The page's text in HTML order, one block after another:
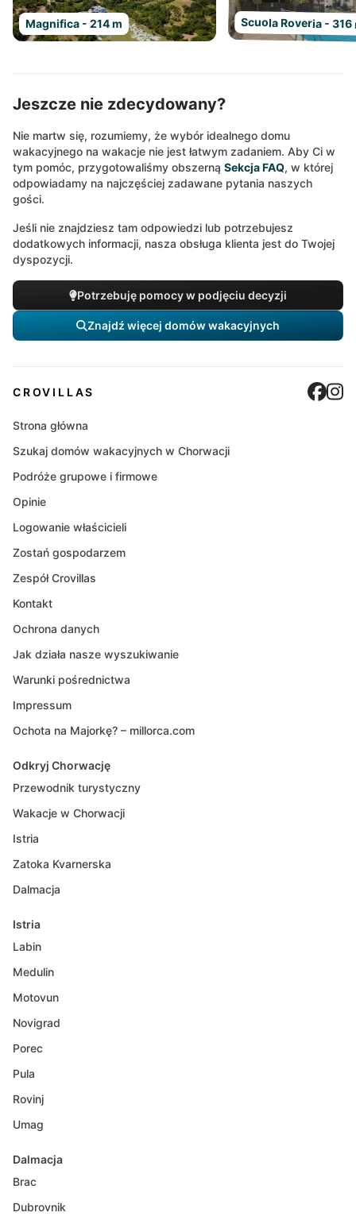
Magnifica - 214 m Scuola Roveria - 316
Jeszcze nie zdecydowany?
Nie martw się, rozumiemy, że wybór idealnego domu
wakacyjnego na wakacje nie jest łatwym zadaniem. Aby Ci w
tym pomóc, przygotowaliśmy obszerną Sekcja FAQ, w której
odpowiadamy na najczęściej zadawane pytania naszych
gości.
Jeśli nie znajdziesz tam odpowiedzi lub potrzebujesz
dodatkowych informacji, nasza obsługa klienta jest do Twojej
dyspozycji.
Potrzebuję pomocy w podjęciu decyzji
Znajdź więcej domów wakacyjnych
CROVILLAS
Strona główna
Szukaj domów wakacyjnych w Chorwacji
Podróże grupowe i firmowe
Opinie
Logowanie właścicieli
Zostań gospodarzem
Zespół Crovillas
Kontakt
Ochrona danych
Jak działa nasze wyszukiwanie
Warunki pośrednictwa
Impressum
Ochota na Majorkę? – millorca.com
Odkryj Chorwację
Przewodnik turystyczny
Wakacje w Chorwacji
Istria
Zatoka Kvarnerska
Dalmacja
Istria
Labin
Medulin
Motovun
Novigrad
Porec
Pula
Rovinj
Umag
Dalmacja
Brac
Dubrovnik